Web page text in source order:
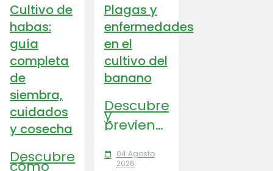
Cultivo de
habas:
guía
completa
de
siembra,
cuidados
y cosecha
Descubre
cómo
Plagas y
enfermedades
en el
cultivo del
banano
Descubre
y
previene
las
plagas y
enfermedades
calendar_today
04 Agosto
2026